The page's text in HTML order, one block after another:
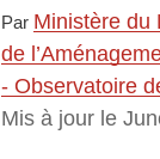
Par Ministère du
de
- Observatoire
Mis à jour le